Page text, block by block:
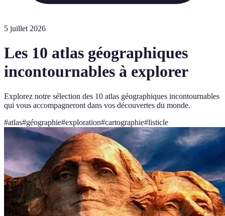
5 juillet 2026
Les 10 atlas géographiques
incontournables à explorer
Explorez notre sélection des 10 atlas géographiques incontournables
qui vous accompagneront dans vos découvertes du monde.
#atlas#géographie#exploration#cartographie#listicle